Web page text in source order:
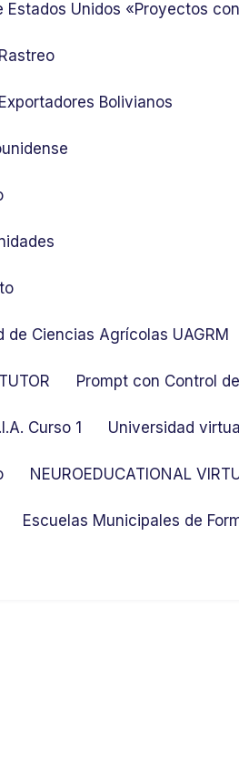
Estados Unidos «Proyectos
Bolivianos
Ciencias Agrícolas UAGRM
Prompt con Control
Curso 1 Universidad
NEUROEDUCATIONAL
Escuelas Municipales de